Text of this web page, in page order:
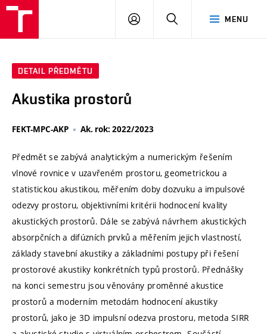
MENU
PŘIHLÁSIT
DETAIL PŘEDMĚTU
Akustika prostorů
FEKT-MPC-AKP Ak. rok: 2022/2023
Předmět se zabývá analytickým a numerickým řešením
vlnové rovnice v uzavřeném prostoru, geometrickou a
statistickou akustikou, měřením doby dozvuku a impulsové
odezvy prostoru, objektivními kritérii hodnocení kvality
akustických prostorů. Dále se zabývá návrhem akustických
absorpčních a difúzních prvků a měřením jejich vlastností,
základy stavební akustiky a základními postupy při řešení
prostorové akustiky konkrétních typů prostorů. Přednášky
na konci semestru jsou věnovány proměnné akustice
prostorů a moderním metodám hodnocení akustiky
prostorů, jako je 3D impulsní odezva prostoru, metoda SIRR